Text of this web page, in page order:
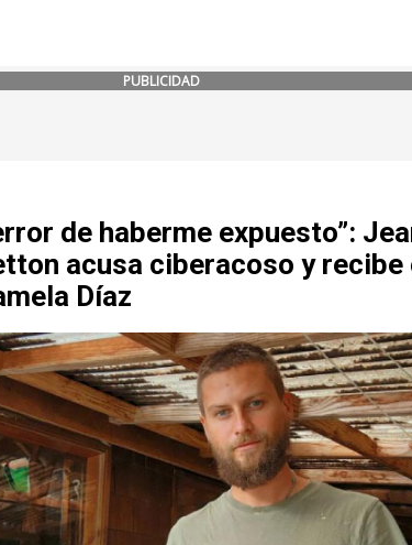
PUBLICIDAD
de haberme expuesto”:
acusa ciberacoso y recibe
Díaz